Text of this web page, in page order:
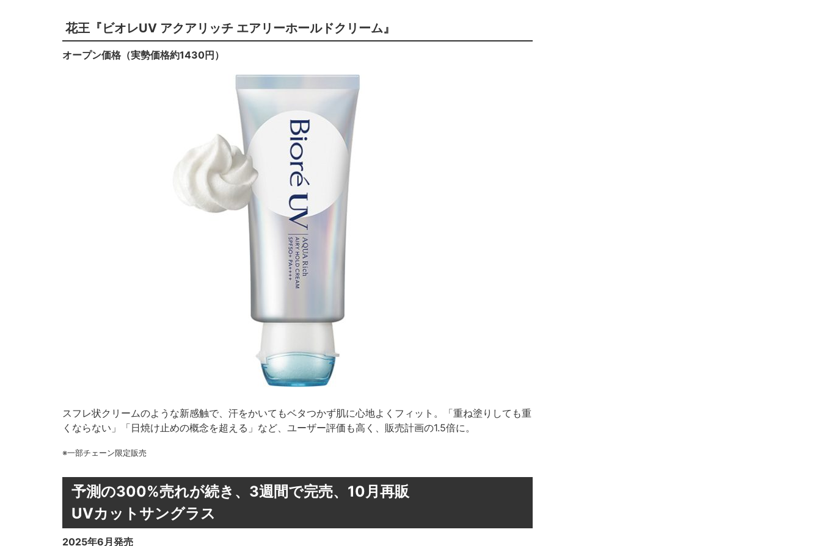
花王『ビオレUV アクアリッチ エアリーホールドクリーム』
オープン価格（実勢価格約1430円）
スフレ状クリームのような新感触で、汗をかいてもベタつかず肌に心地よくフィット。「重ね塗りしても重
くならない」「日焼け止めの概念を超える」など、ユーザー評価も高く、販売計画の1.5倍に。
※一部チェーン限定販売
予測の300%売れが続き、3週間で完売、10月再販
UVカットサングラス
2025年6月発売